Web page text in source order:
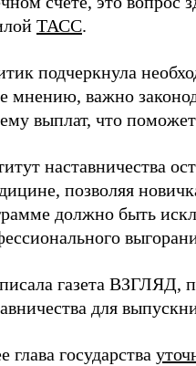
ТАСС.
подчеркнула
мнению, важно
выплат, что
наставничества
позволяя
должно быть
газета ВЗГЛЯД,
для
глава государства